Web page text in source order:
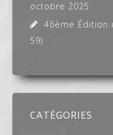
octobre 2025
46ème Édition
59)
CATÉGORIES